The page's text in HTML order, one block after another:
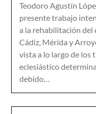
Teodoro Agustín
presente trabajo
a la rehabilitación del
Cádiz, Mérida y
vista a lo largo de los
eclesiástico
debido…